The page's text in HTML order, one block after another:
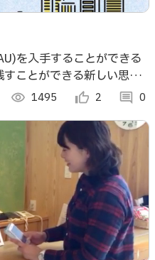
を入手することができる
ことができる新しい思い
モデルは仮想空間に配置
visibility 1495 thumb_up_alt 2 comment 0